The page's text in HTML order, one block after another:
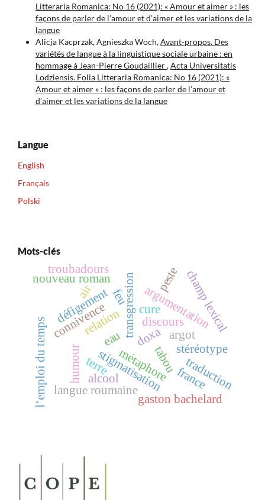
Litteraria Romanica: No 16 (2021): « Amour et aimer » : les
façons de parler de l’amour et d’aimer et les variations de la
langue
Alicja Kacprzak, Agnieszka Woch,Avant-propos. Des
variétés de langue à la linguistique sociale urbaine : en
hommage à Jean-Pierre Goudaillier,Acta Universitatis
Lodziensis. Folia Litteraria Romanica: No 16 (2021): «
Amour et aimer » : les façons de parler de l’amour et
d’aimer et les variations de la langue
Langue
English
Français
Polski
Mots-clés
tabou
transgressionargumentation
discours
défigement
connivence
humour
argot
métaphore
langue roumaine
champ lexical
stéréotype
doxa
stigmatisation
relation
gaston bachelard
l’emploi du temps eau
air
terre
feu
nouveau roman
troubadours
france
peste
cure
traduction
alcool